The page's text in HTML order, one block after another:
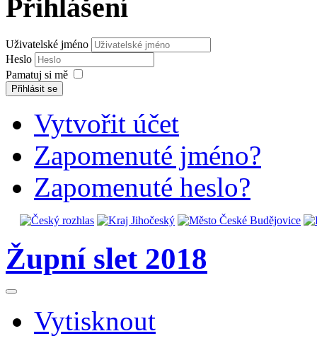
Přihlášení
Uživatelské jméno
Heslo
Pamatuj si mě
Přihlásit se
Vytvořit účet
Zapomenuté jméno?
Zapomenuté heslo?
Župní slet 2018
Vytisknout